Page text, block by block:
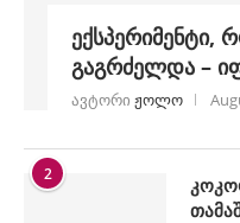
ექსპერიმენტი,
გაგრძელდა –
ავტორი ჟოლო
2